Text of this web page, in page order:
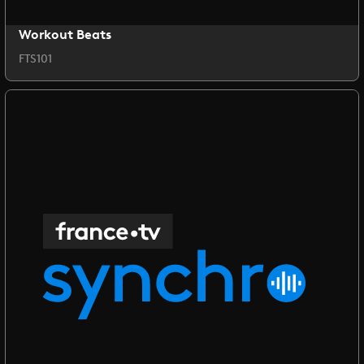
Workout Beats
FTS101